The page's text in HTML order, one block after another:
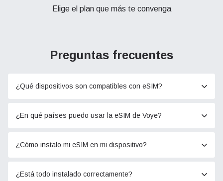
Elige el plan que más te convenga
Preguntas frecuentes
¿Qué dispositivos son compatibles con eSIM?
¿En qué países puedo usar la eSIM de Voye?
¿Cómo instalo mi eSIM en mi dispositivo?
¿Está todo instalado correctamente?